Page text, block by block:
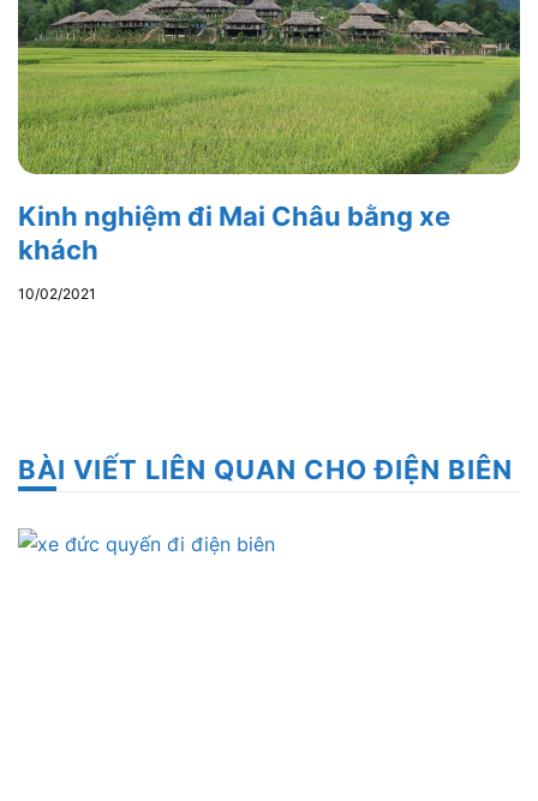
Kinh nghiệm đi Mai Châu bằng xe
khách
10/02/2021
BÀI VIẾT LIÊN QUAN CHO ĐIỆN BIÊN